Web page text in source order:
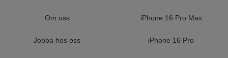
Om oss
Jobba hos oss
iPhone 16 Pro Max
iPhone 16 Pro